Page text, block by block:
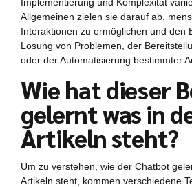
Allgemeinen zielen sie darauf ab,
Interaktionen zu ermöglichen und den
Lösung von Problemen, der
oder der Automatisierung bestimmter
Wie hat dieser
gelernt was in
Artikeln steht?
Um zu verstehen, wie der Chatbot
Artikeln steht, kommen verschiedene